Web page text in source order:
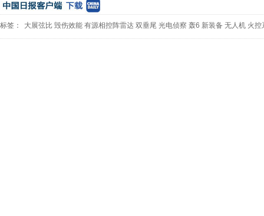
标签： 大展弦比 毁伤效能 有源相控阵雷达 双垂尾 光电侦察 轰6 新装备 无人机 火控